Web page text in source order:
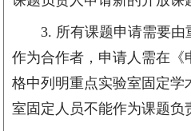
3. 所有课题申请需要
作为合作者，申请人需在《
格中列明重点实验室固定学
室固定人员不能作为课题负